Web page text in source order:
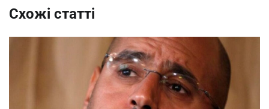
Схожі статті